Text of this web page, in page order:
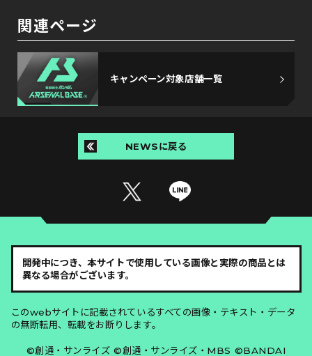
関連ページ
キャンペーン対象店舗一覧
NEWSに戻る
開発中につき、本サイトで使用している画像と実際の商品とは
異なる場合がございます。
このwebサイトに記載されているすべての画像・テキスト・データ
の無断転用、転載をお断りします。
©創通・サンライズ ©創通・サンライズ・MBS ©BANDAI